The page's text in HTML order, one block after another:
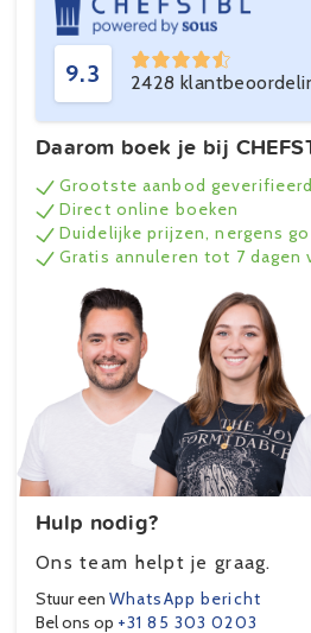
9.3 2428
Daarom boek je bij
Grootste aanbod
Direct online boeken
Duidelijke prijzen, nergens
Gratis annuleren tot 7 dagen
Hulp nodig?
Ons team helpt je graag.
Stuur een WhatsApp bericht
Bel ons op +31 85 303 0203